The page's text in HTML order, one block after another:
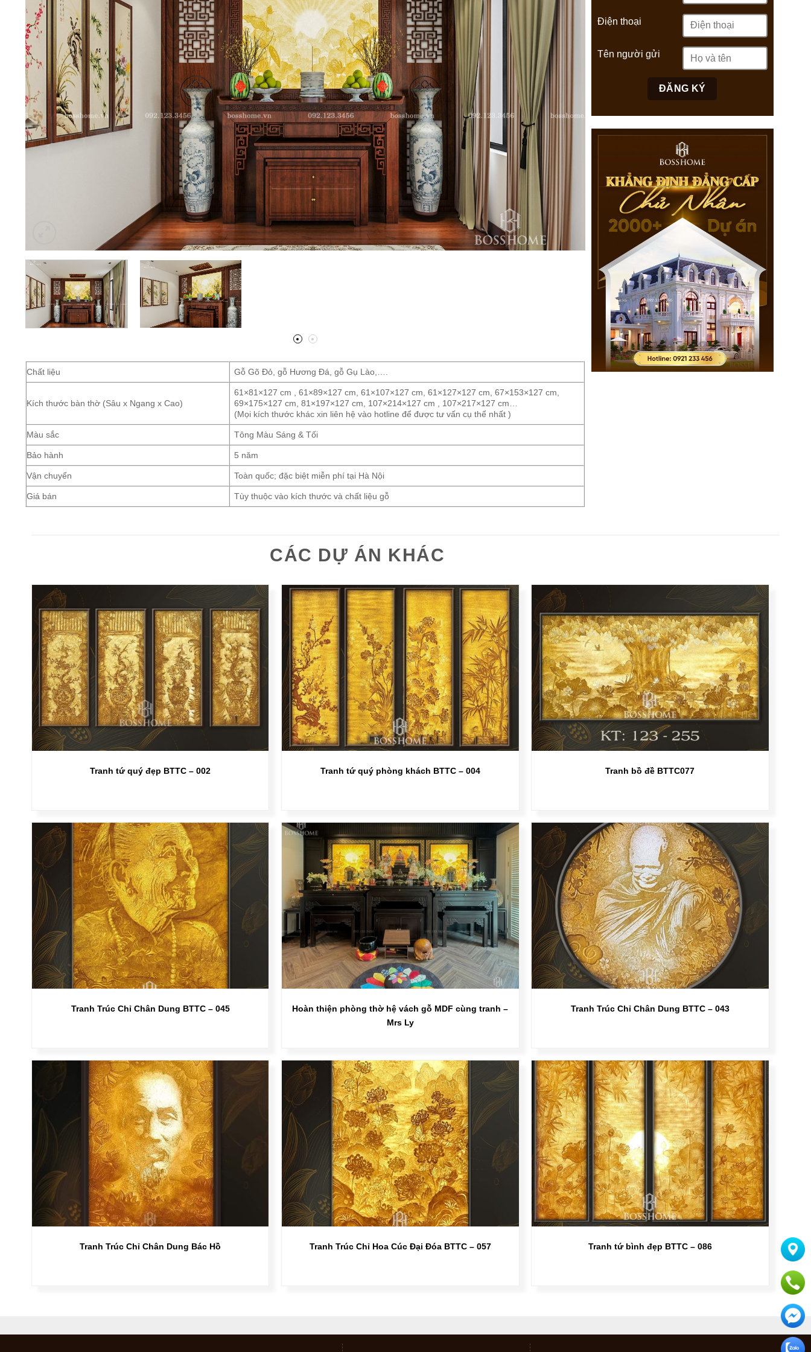
Chất liệu Gỗ Gõ Đỏ, gỗ Hương Đá, gỗ Gụ Lào,….
Kích thước bàn thờ (Sâu x Ngang x Cao)
61×81×127 cm , 61×89×127 cm, 61×107×127 cm, 61×127×127 cm, 67×153×127 cm,
69×175×127 cm, 81×197×127 cm, 107×214×127 cm , 107×217×127 cm…
(Mọi kích thước khác xin liên hệ vào hotline để được tư vấn cụ thể nhất )
Màu sắc Tông Màu Sáng & Tối
Bảo hành 5 năm
Vận chuyển Toàn quốc; đặc biệt miễn phí tại Hà Nội
Giá bán Tùy thuộc vào kích thước và chất liệu gỗ
Điện thoại
Tên người gửi
CÁC DỰ ÁN KHÁC
Tranh tứ quý đẹp BTTC – 002 Tranh tứ quý phòng khách BTTC – 004 Tranh bồ đề BTTC077
Tranh Trúc Chỉ Chân Dung BTTC – 045
Hoàn thiện phòng thờ hệ vách gỗ MDF cùng tranh –
Mrs Ly
Tranh Trúc Chỉ Chân Dung BTTC – 043
Tranh Trúc Chỉ Chân Dung Bác Hồ Tranh Trúc Chỉ Hoa Cúc Đại Đóa BTTC – 057 Tranh tứ bình đẹp BTTC – 086